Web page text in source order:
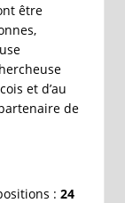
être
et d’au
de
: 24